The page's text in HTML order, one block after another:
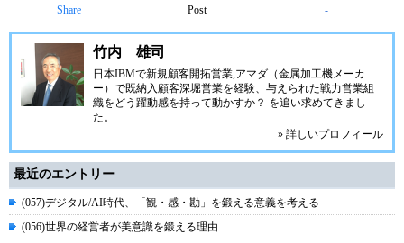
Share Post -
竹内 雄司
日本IBMで新規顧客開拓営業,アマダ（金属加工機メーカ
ー）で既納入顧客深堀営業を経験、与えられた戦力営業組
織をどう躍動感を持って動かすか？ を追い求めてきまし
た。
» 詳しいプロフィール
最近のエントリー
(057)デジタル/AI時代、「観・感・勘」を鍛える意義を考える
(056)世界の経営者が美意識を鍛える理由